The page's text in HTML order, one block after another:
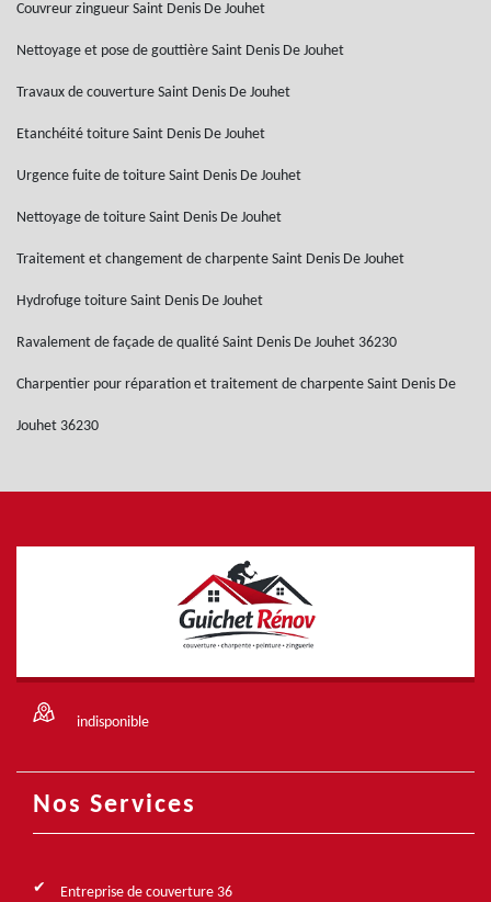
Couvreur zingueur Saint Denis De Jouhet
Nettoyage et pose de gouttière Saint Denis De Jouhet
Travaux de couverture Saint Denis De Jouhet
Etanchéité toiture Saint Denis De Jouhet
Urgence fuite de toiture Saint Denis De Jouhet
Nettoyage de toiture Saint Denis De Jouhet
Traitement et changement de charpente Saint Denis De Jouhet
Hydrofuge toiture Saint Denis De Jouhet
Ravalement de façade de qualité Saint Denis De Jouhet 36230
Charpentier pour réparation et traitement de charpente Saint Denis De
Jouhet 36230
indisponible
Nos Services
Entreprise de couverture 36